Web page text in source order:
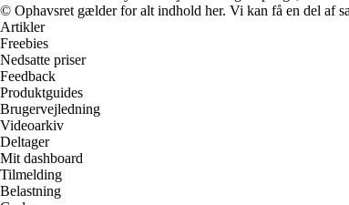
© Ophavsret gælder for alt indhold her. Vi kan få en del af
Artikler
Freebies
Nedsatte priser
Feedback
Produktguides
Brugervejledning
Videoarkiv
Deltager
Mit dashboard
Tilmelding
Belastning